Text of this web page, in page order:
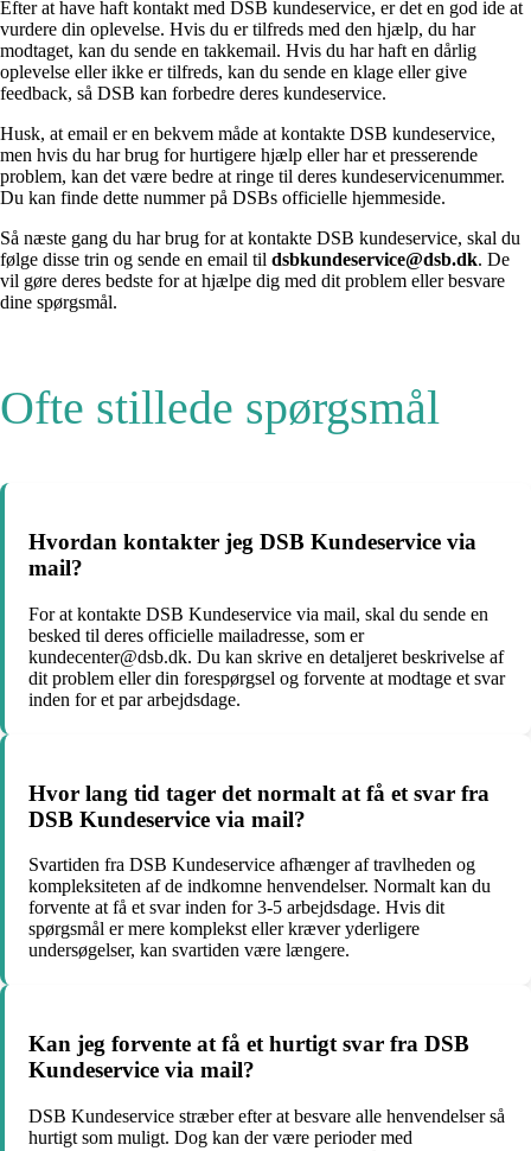
Efter at have haft kontakt med DSB kundeservice, er det en god ide at
vurdere din oplevelse. Hvis du er tilfreds med den hjælp, du har
modtaget, kan du sende en takkemail. Hvis du har haft en dårlig
oplevelse eller ikke er tilfreds, kan du sende en klage eller give
feedback, så DSB kan forbedre deres kundeservice.
Husk, at email er en bekvem måde at kontakte DSB kundeservice,
men hvis du har brug for hurtigere hjælp eller har et presserende
problem, kan det være bedre at ringe til deres kundeservicenummer.
Du kan finde dette nummer på DSBs officielle hjemmeside.
Så næste gang du har brug for at kontakte DSB kundeservice, skal du
følge disse trin og sende en email til dsbkundeservice@dsb.dk. De
vil gøre deres bedste for at hjælpe dig med dit problem eller besvare
dine spørgsmål.
Ofte stillede spørgsmål
Hvordan kontakter jeg DSB Kundeservice via
mail?
For at kontakte DSB Kundeservice via mail, skal du sende en
besked til deres officielle mailadresse, som er
kundecenter@dsb.dk. Du kan skrive en detaljeret beskrivelse af
dit problem eller din forespørgsel og forvente at modtage et svar
inden for et par arbejdsdage.
Hvor lang tid tager det normalt at få et svar fra
DSB Kundeservice via mail?
Svartiden fra DSB Kundeservice afhænger af travlheden og
kompleksiteten af de indkomne henvendelser. Normalt kan du
forvente at få et svar inden for 3-5 arbejdsdage. Hvis dit
spørgsmål er mere komplekst eller kræver yderligere
undersøgelser, kan svartiden være længere.
Kan jeg forvente at få et hurtigt svar fra DSB
Kundeservice via mail?
DSB Kundeservice stræber efter at besvare alle henvendelser så
hurtigt som muligt. Dog kan der være perioder med